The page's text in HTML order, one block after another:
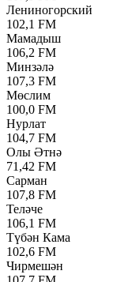
Лениногорский
102,1 FM
Мамадыш
106,2 FM
Минзәлә
107,3 FM
Мөслим
100,0 FM
Нурлат
104,7 FM
Олы Әтнә
71,42 FM
Сарман
107,8 FM
Теләче
106,1 FM
Түбән Кама
102,6 FM
Чирмешән